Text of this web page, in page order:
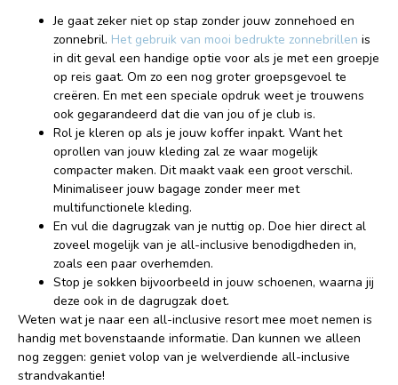
Je gaat zeker niet op stap zonder jouw zonnehoed en
zonnebril. Het gebruik van mooi bedrukte zonnebrillen is
in dit geval een handige optie voor als je met een groepje
op reis gaat. Om zo een nog groter groepsgevoel te
creëren. En met een speciale opdruk weet je trouwens
ook gegarandeerd dat die van jou of je club is.
Rol je kleren op als je jouw koffer inpakt. Want het
oprollen van jouw kleding zal ze waar mogelijk
compacter maken. Dit maakt vaak een groot verschil.
Minimaliseer jouw bagage zonder meer met
multifunctionele kleding.
En vul die dagrugzak van je nuttig op. Doe hier direct al
zoveel mogelijk van je all-inclusive benodigdheden in,
zoals een paar overhemden.
Stop je sokken bijvoorbeeld in jouw schoenen, waarna jij
deze ook in de dagrugzak doet.
Weten wat je naar een all-inclusive resort mee moet nemen is
handig met bovenstaande informatie. Dan kunnen we alleen
nog zeggen: geniet volop van je welverdiende all-inclusive
strandvakantie!